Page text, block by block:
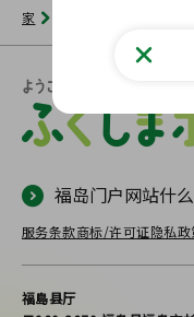
家 福岛门
福岛门户网站什么
服务条款商标/许可证隐私政
福島县厅